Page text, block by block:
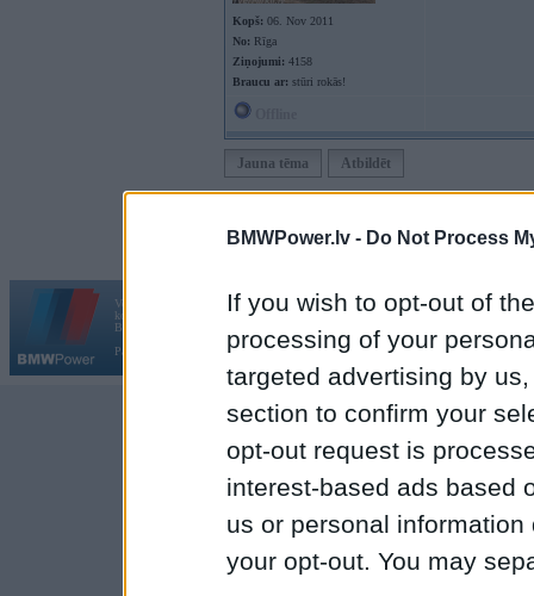
BMWPower.lv - Do Not Process
If you wish to opt-out of
processing of your
targeted advertising by
section to confirm your
opt-out request is
interest-based ads based
us or personal
your opt-out. You may
Kopš: 06. Nov 2011
No: Rīga
Ziņojumi: 4158
Braucu ar: stūri rokās!
Jauna tēma Atbildēt
Vortāls BMWPower.lv darbojas
kopš 2002. gada 14. maija. Tas nav auto klubs un nav saistīts ar
BMW AG.
Par BMWPower
Kontakti|Reklāma